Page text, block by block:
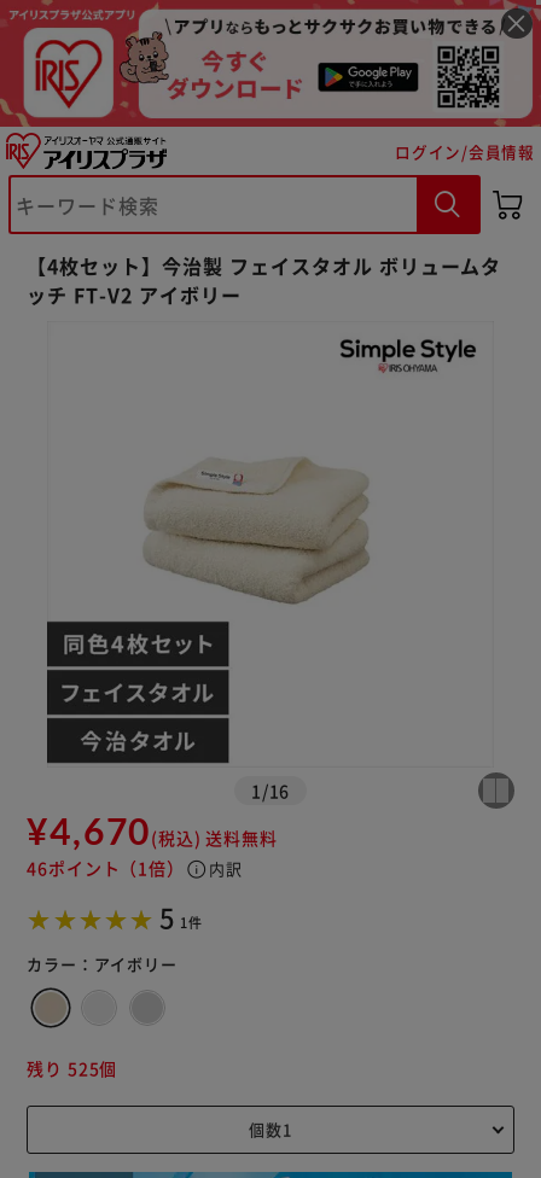
ログイン/会員情報
【4枚セット】今治製 フェイスタオル ボリュームタ
ッチ FT-V2 アイボリー
1 /16
¥4,670(税込) 送料無料
46ポイント （1倍） info 内訳
5 1件
カラー： アイボリー
残り 525個
※ご確認ください
カートに入れる